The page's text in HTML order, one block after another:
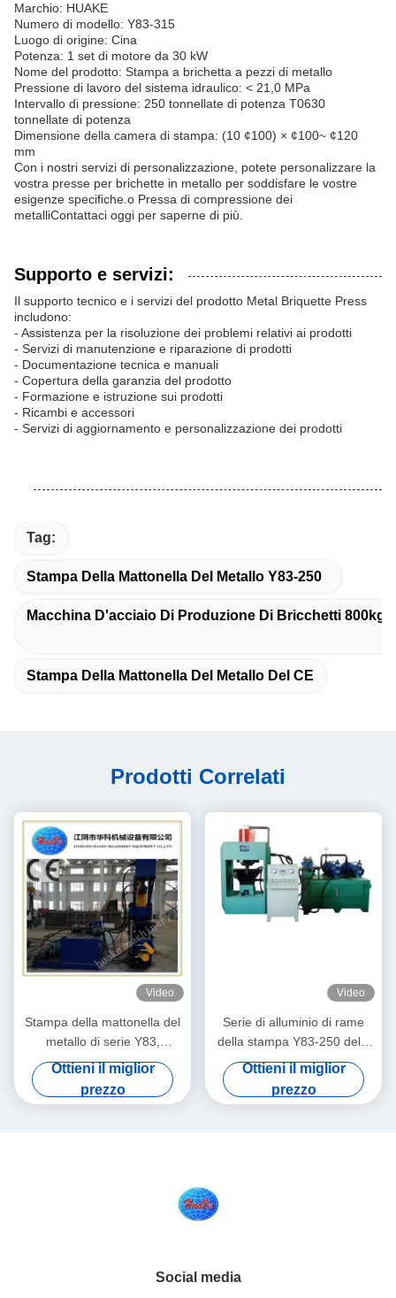
Marchio: HUAKE
Numero di modello: Y83-315
Luogo di origine: Cina
Potenza: 1 set di motore da 30 kW
Nome del prodotto: Stampa a brichetta a pezzi di metallo
Pressione di lavoro del sistema idraulico: < 21,0 MPa
Intervallo di pressione: 250 tonnellate di potenza T0630
tonnellate di potenza
Dimensione della camera di stampa: (10 ¢100) × ¢100~ ¢120
mm
Con i nostri servizi di personalizzazione, potete personalizzare la
vostra presse per brichette in metallo per soddisfare le vostre
esigenze specifiche.o Pressa di compressione dei
metalliContattaci oggi per saperne di più.
Supporto e servizi:
Il supporto tecnico e i servizi del prodotto Metal Briquette Press
includono:
- Assistenza per la risoluzione dei problemi relativi ai prodotti
- Servizi di manutenzione e riparazione di prodotti
- Documentazione tecnica e manuali
- Copertura della garanzia del prodotto
- Formazione e istruzione sui prodotti
- Ricambi e accessori
- Servizi di aggiornamento e personalizzazione dei prodotti
Tag:
Stampa Della Mattonella Del Metallo Y83-250
Macchina D'acciaio Di Produzione Di Bricchetti 800kg/
Stampa Della Mattonella Del Metallo Del CE
Prodotti Correlati
Video
Stampa della mattonella del
metallo di serie Y83,
macchina di produzione di
bricchetti del residuo di
metallo
Ottieni il miglior
prezzo
Video
Serie di alluminio di rame
della stampa Y83-250 della
mattonella del ferro
Ottieni il miglior
prezzo
Social media